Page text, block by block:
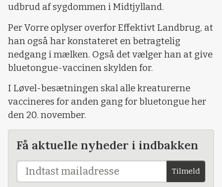
udbrud af sygdommen i Midtjylland.
Per Vorre oplyser overfor Effektivt Landbrug, at
han også har konstateret en betragtelig
nedgang i mælken. Også det vælger han at give
bluetongue-vaccinen skylden for.
I Løvel-besætningen skal alle kreaturerne
vaccineres for anden gang for bluetongue her
den 20. november.
Få aktuelle nyheder i indbakken
Tilmeld